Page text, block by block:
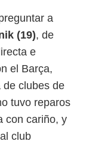
a
(19), de
e
el Barça,
de clubes de
tuvo reparos
con cariño, y
club